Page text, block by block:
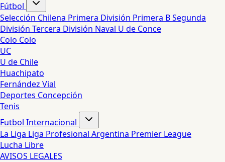
Fútbol
Selección Chilena Primera División Primera BSegunda
División Tercera División Naval U de Conce
Colo Colo
UC
U de Chile
Huachipato
Fernández Vial
Deportes Concepción
Tenis
Futbol Internacional
La Liga Liga Profesional Argentina Premier League
Lucha Libre
AVISOS LEGALES